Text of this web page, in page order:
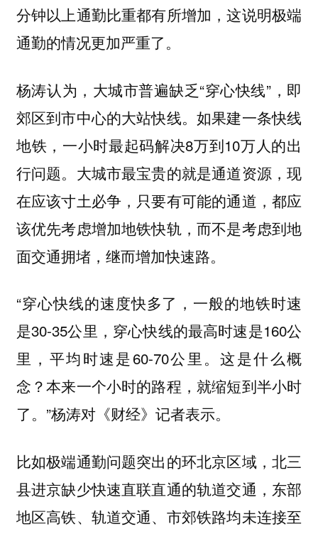
分钟以上通勤比重都有所增加，这说明极端
通勤的情况更加严重了。
杨涛认为，大城市普遍缺乏“穿心快线”，即
郊区到市中心的大站快线。如果建一条快线
地铁，一小时最起码解决8万到10万人的出
行问题。大城市最宝贵的就是通道资源，现
在应该寸土必争，只要有可能的通道，都应
该优先考虑增加地铁快轨，而不是考虑到地
面交通拥堵，继而增加快速路。
“穿心快线的速度快多了，一般的地铁时速
是30-35公里，穿心快线的最高时速是160公
里，平均时速是60-70公里。这是什么概
念？本来一个小时的路程，就缩短到半小时
了。”杨涛对《财经》记者表示。
比如极端通勤问题突出的环北京区域，北三
县进京缺少快速直联直通的轨道交通，东部
地区高铁、轨道交通、市郊铁路均未连接至